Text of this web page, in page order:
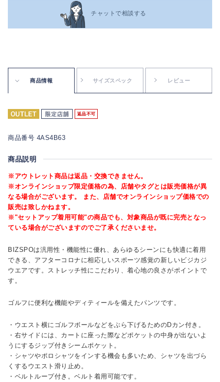
チャットで相談する
商品情報 サイズスペック レビュー
返品不可
商品番号 4AS4B63
商品説明
※アウトレット商品は返品・交換できません。
※オンラインショップ限定価格の為、店舗やタグとは販売価格が異
なる場合がございます。 また、店舗でオンラインショップ価格での
販売は致しかねます。
※"セットアップ着用可能"の商品でも、対象商品が既に完売となっ
ている場合がございますのでご了承くださいませ。
BIZSPOは汎用性・機能性に優れ、あらゆるシーンにも快適に着用
できる、アフターコロナに相応しいスポーツ感覚の新しいビジカジ
ウエアです。ストレッチ性にこだわり、着心地の良さがポイントで
す。
ゴルフに便利な機能やディティールを備えたパンツです。
・ウエスト横にゴルフボールなどをぶら下げるためのDカン付き。
・右サイドには、カートに座った際などポケットの中身が出ないよ
うにするジップ付きシームポケット。
・シャツやポロシャツをインする機会も多いため、シャツを出づら
くするウエスト滑り止め。
・ベルトループ付き。ベルト着用可能です。